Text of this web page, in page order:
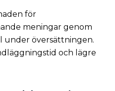
för
meningar genom
under översättningen.
och lägre